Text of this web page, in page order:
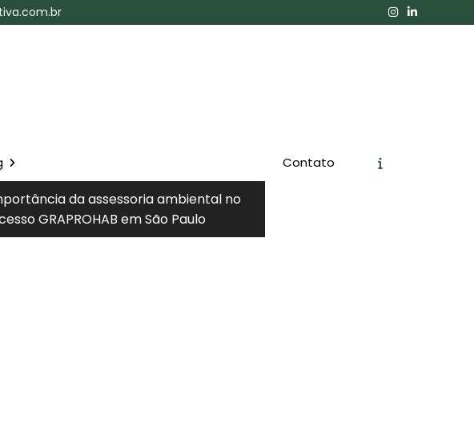
da assessoria ambiental no
GRAPROHAB em São Paulo
Contato
Solicite um Orçamento
em critérios
intervenção, é
prévia do
A condução